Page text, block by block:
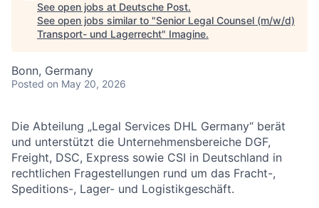
See open jobs at Deutsche Post.
See open jobs similar to "Senior Legal Counsel (m/w/d)
Transport- und Lagerrecht" Imagine.
Bonn, Germany
Posted on May 20, 2026
Die Abteilung „Legal Services DHL Germany“ berät
und unterstützt die Unternehmensbereiche DGF,
Freight, DSC, Express sowie CSI in Deutschland in
rechtlichen Fragestellungen rund um das Fracht-,
Speditions-, Lager- und Logistikgeschäft.